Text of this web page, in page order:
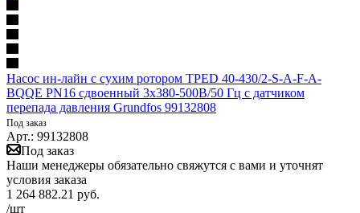
Насос ин-лайн с сухим ротором TPED 40-430/2-S-A-F-A-
BQQE PN16 сдвоенный 3х380-500В/50 Гц c датчиком
перепада давления Grundfos 99132808
Под заказ
Арт.: 99132808
Под заказ
Наши менеджеры обязательно свяжутся с вами и уточнят
условия заказа
1 264 882.21 руб.
/шт